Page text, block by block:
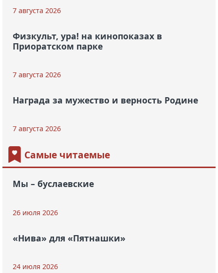
7 августа 2026
Физкульт, ура! на кинопоказах в
Приоратском парке
7 августа 2026
Награда за мужество и верность Родине
7 августа 2026
Самые читаемые
Мы – буслаевские
26 июля 2026
«Нива» для «Пятнашки»
24 июля 2026